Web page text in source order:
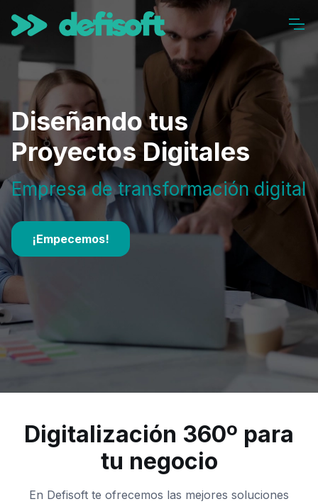
Diseñando tus
Proyectos Digitales
Empresa de transformación digital
¡Empecemos!
Digitalización 360º para
tu negocio
En Defisoft te ofrecemos las mejores soluciones